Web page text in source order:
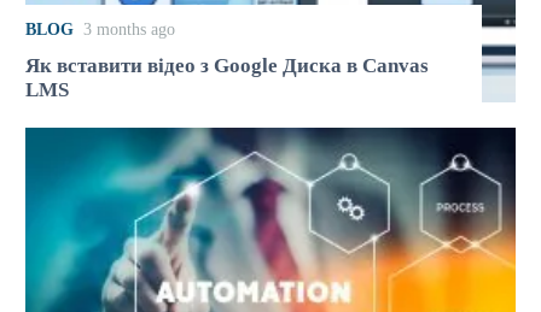
BLOG 3 months ago
Як вставити відео з Google Диска в Canvas
LMS